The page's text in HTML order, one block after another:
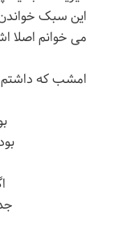
این سبک
می خوانم اصلا
امشب که داشتم